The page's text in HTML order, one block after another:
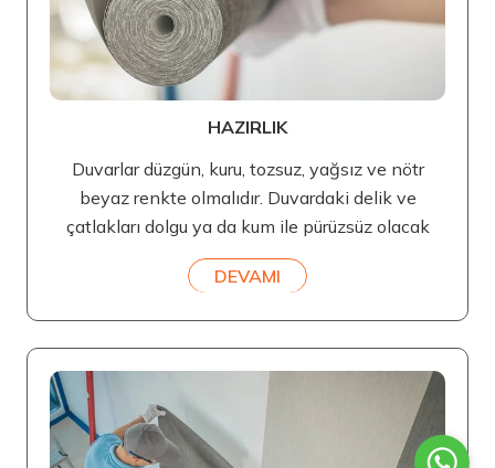
HAZIRLIK
Duvarlar düzgün, kuru, tozsuz, yağsız ve nötr
beyaz renkte olmalıdır. Duvardaki delik ve
çatlakları dolgu ya da kum ile pürüzsüz olacak
DEVAMI